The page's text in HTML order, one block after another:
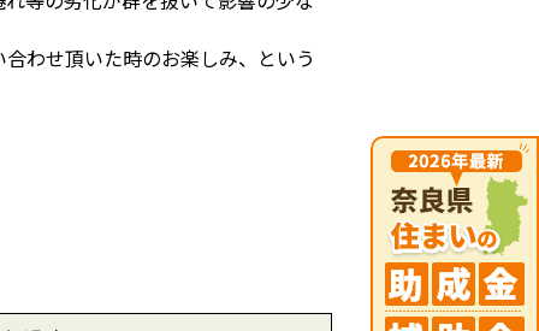
わせ頂いた時のお楽しみ、という